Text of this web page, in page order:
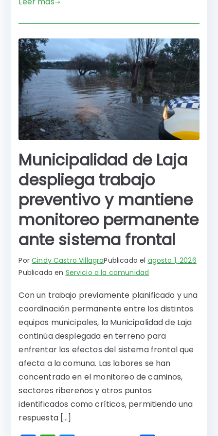
c
e
b
o
o
k
a
ts
A
p
p
s
e
n
g
er
p
a
rti
r
Municipalidad de Laja
despliega trabajo
preventivo y mantiene
monitoreo permanente
ante sistema frontal
PorCindy Castro VillagraPublicado el agosto 1, 2026
Publicada en Servicio a la comunidad
Con un trabajo previamente planificado y una
coordinación permanente entre los distintos
equipos municipales, la Municipalidad de Laja
continúa desplegada en terreno para
enfrentar los efectos del sistema frontal que
afecta a la comuna. Las labores se han
concentrado en el monitoreo de caminos,
sectores ribereños y otros puntos
identificados como críticos, permitiendo una
respuesta […]